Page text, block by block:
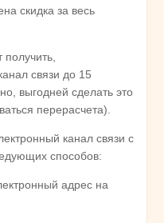
скидка за весь
связи до 15
выгодней сделать это
перерасчета).
канал связи с
способов:
адрес на